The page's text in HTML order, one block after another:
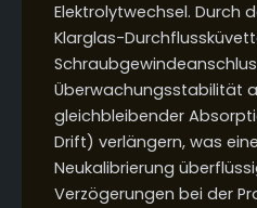
Elektrolytwechsel. Durch
Klarglas-
Überwachungsstabilität
gleichbleibender
Drift) verlängern, was
Neukalibrierung
Verzögerungen bei der